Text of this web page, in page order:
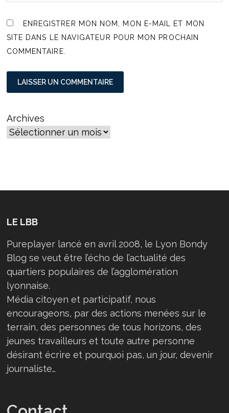
ENREGISTRER MON NOM, MON E-MAIL ET MON
SITE DANS LE NAVIGATEUR POUR MON PROCHAIN
COMMENTAIRE.
Archives
LE LBB
Pureplayer lancé en avril 2008, le Lyon Bondy
Blog se veut être l’écho de l’actualité des
quartiers populaires de l’agglomération
lyonnaise.
Média citoyen et participatif, nous
encourageons, par des actions menées sur le
terrain, des personnes de tous horizons, des
jeunes travailleurs et toute autre personne
désirant écrire et pourquoi pas, un jour, devenir
journaliste…